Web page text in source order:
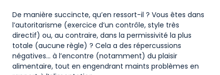
De manière succincte, qu’en ressort-il ? Vous êtes dans
l’autoritarisme (exercice d’un contrôle, style très
directif) ou, au contraire, dans la permissivité la plus
totale (aucune règle) ? Cela a des répercussions
négatives… à l’encontre (notamment) du plaisir
alimentaire, tout en engendrant maints problèmes en